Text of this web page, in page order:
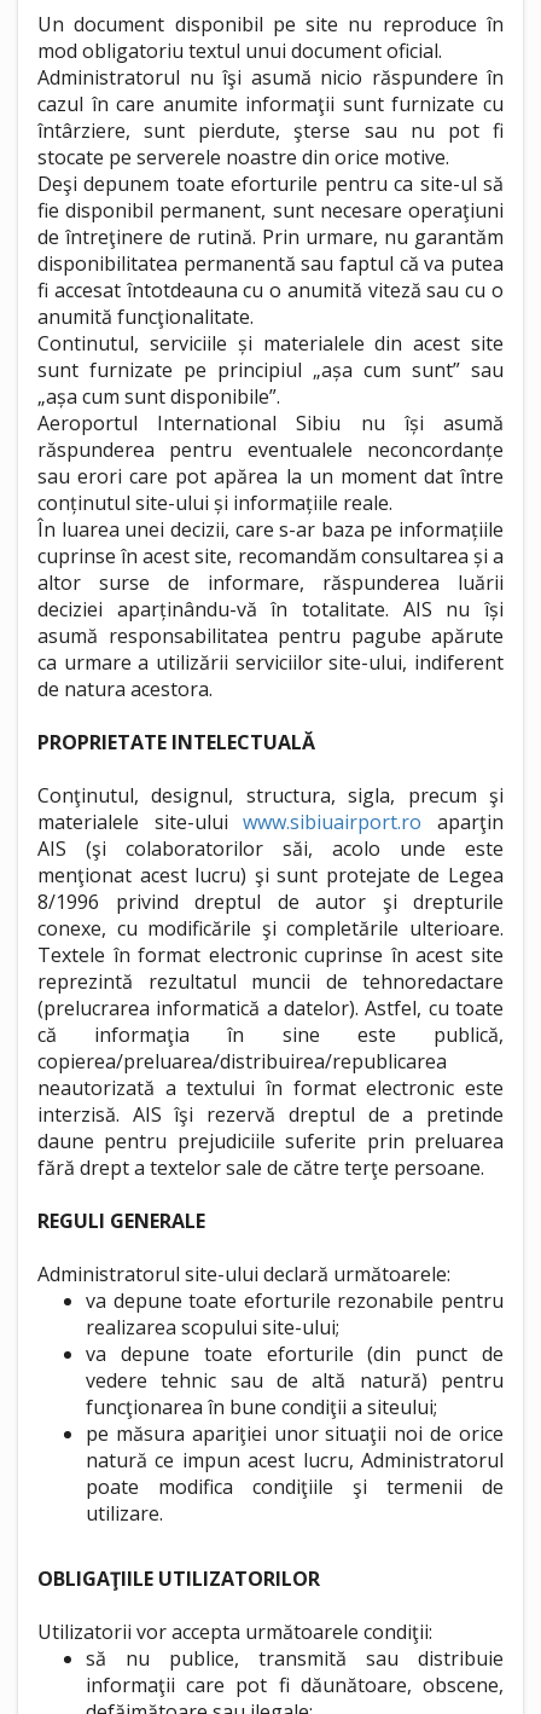
Un document disponibil pe site nu reproduce în
mod obligatoriu textul unui document oficial.
Administratorul nu îşi asumă nicio răspundere în
cazul în care anumite informaţii sunt furnizate cu
întârziere, sunt pierdute, şterse sau nu pot fi
stocate pe serverele noastre din orice motive.
Deşi depunem toate eforturile pentru ca site-ul să
fie disponibil permanent, sunt necesare operaţiuni
de întreţinere de rutină. Prin urmare, nu garantăm
disponibilitatea permanentă sau faptul că va putea
fi accesat întotdeauna cu o anumită viteză sau cu o
anumită funcţionalitate.
Continutul, serviciile și materialele din acest site
sunt furnizate pe principiul „așa cum sunt” sau
„așa cum sunt disponibile”.
Aeroportul International Sibiu nu își asumă
răspunderea pentru eventualele neconcordanțe
sau erori care pot apărea la un moment dat între
conținutul site-ului și informațiile reale.
În luarea unei decizii, care s-ar baza pe informațiile
cuprinse în acest site, recomandăm consultarea și a
altor surse de informare, răspunderea luării
deciziei aparținându-vă în totalitate. AIS nu își
asumă responsabilitatea pentru pagube apărute
ca urmare a utilizării serviciilor site-ului, indiferent
de natura acestora.
PROPRIETATE INTELECTUALĂ
Conţinutul, designul, structura, sigla, precum şi
materialele site-uluiwww.sibiuairport.ro aparţin
AIS (şi colaboratorilor săi, acolo unde este
menţionat acest lucru) şi sunt protejate de Legea
8/1996 privind dreptul de autor şi drepturile
conexe, cu modificările şi completările ulterioare.
Textele în format electronic cuprinse în acest site
reprezintă rezultatul muncii de tehnoredactare
(prelucrarea informatică a datelor). Astfel, cu toate
că informaţia în sine este publică,
copierea/preluarea/distribuirea/republicarea
neautorizată a textului în format electronic este
interzisă. AIS îşi rezervă dreptul de a pretinde
daune pentru prejudiciile suferite prin preluarea
fără drept a textelor sale de către terţe persoane.
REGULI GENERALE
Administratorul site-ului declară următoarele:
va depune toate eforturile rezonabile pentru
realizarea scopului site-ului;
va depune toate eforturile (din punct de
vedere tehnic sau de altă natură) pentru
funcţionarea în bune condiţii a siteului;
pe măsura apariţiei unor situaţii noi de orice
natură ce impun acest lucru, Administratorul
poate modifica condiţiile şi termenii de
utilizare.
OBLIGAŢIILE UTILIZATORILOR
Utilizatorii vor accepta următoarele condiţii:
să nu publice, transmită sau distribuie
informaţii care pot fi dăunătoare, obscene,